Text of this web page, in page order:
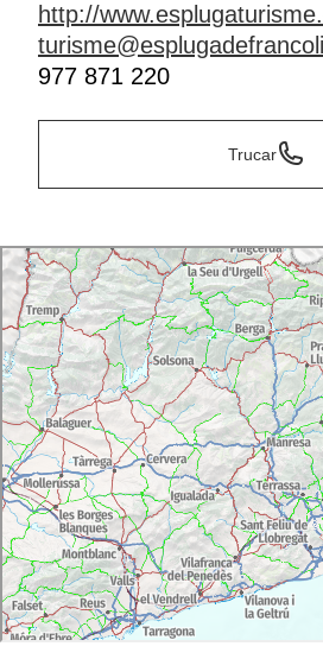
http://
977 871 220
Trucar